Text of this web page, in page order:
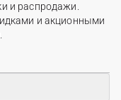
и распродажи.
и акционными